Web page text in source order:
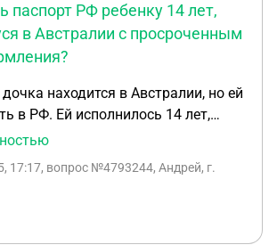
паспорт РФ ребенку 14 лет,
в Австралии с просроченным
находится в Австралии, но ей
в РФ. Ей исполнилось 14 лет,
получила - срок просрочки около 6
в посольство и т.д. Нужна
ситуации: стараться получить
17:17, вопрос №4793244, Андрей, г.